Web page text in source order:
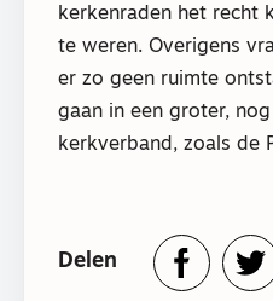
kerkenraden het recht
te weren. Overigens
er zo geen ruimte
gaan in een groter,
kerkverband, zoals de
Delen